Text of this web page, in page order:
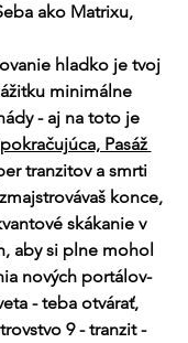
ako Matrixu,
hladko je tvoj
minimálne
- aj na toto je
Pasáž
tranzitov a smrti
konce,
skákanie v
aby si plne mohol
nových portálov-
- teba otvárať,
9 - tranzit -